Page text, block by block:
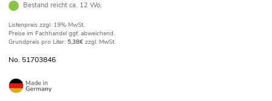
Bestand reicht ca. 12 Wo.
Listenpreis zzgl. 19% MwSt.
Preise im Fachhandel ggf. abweichend.
Grundpreis pro Liter: 5,38€ zzgl. MwSt.
No. 51703846